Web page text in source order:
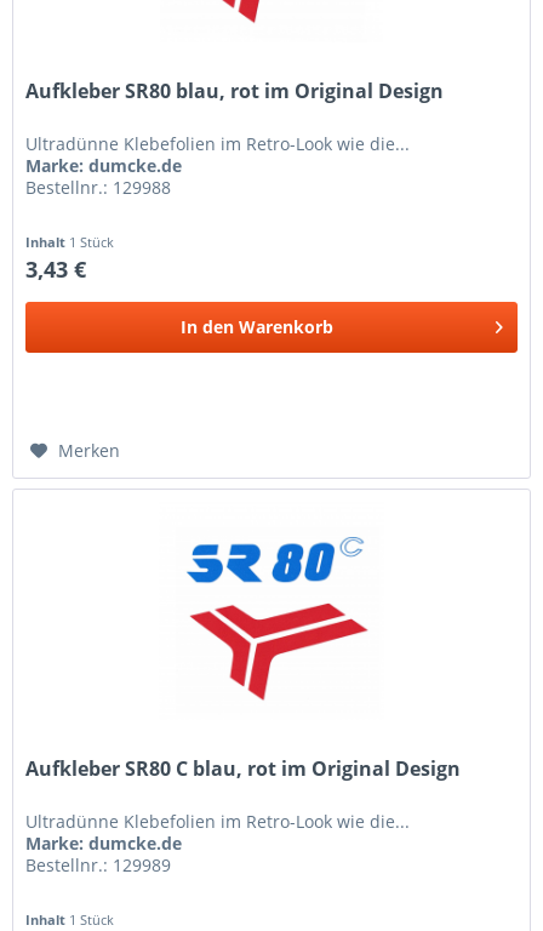
Aufkleber SR80 blau, rot im Original Design
Ultradünne Klebefolien im Retro-Look wie die...
Marke: dumcke.de
Bestellnr.: 129988
Inhalt 1 Stück
3,43 €
In den Warenkorb
Merken
Aufkleber SR80 C blau, rot im Original Design
Ultradünne Klebefolien im Retro-Look wie die...
Marke: dumcke.de
Bestellnr.: 129989
Inhalt 1 Stück